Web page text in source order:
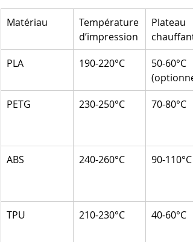
Matériau
Température
d’impression
Plateau
chauffant
PLA
190-220°C
50-60°C
PETG
230-250°C 70-80°C
ABS 240-260°C 90-110°C
TPU 210-230°C 40-60°C